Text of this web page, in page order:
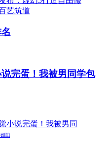
完蛋！我被男同学包